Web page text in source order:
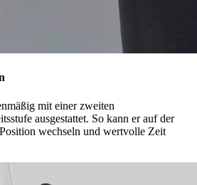
mit einer zweiten
ausgestattet. So kann er auf der
wechseln und wertvolle Zeit